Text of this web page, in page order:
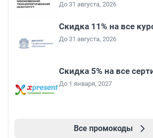
До 31 августа, 2026
Скидка 11% на все
До 31 августа, 2026
Скидка 5% на все
До 1 января, 2027
Все промокоды